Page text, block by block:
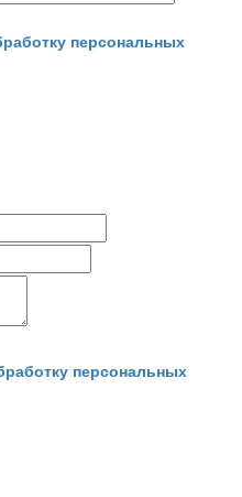
персональных
персональных